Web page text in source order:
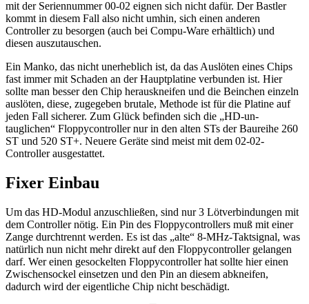
mit der Seriennummer 00-02 eignen sich nicht dafür. Der Bastler
kommt in diesem Fall also nicht umhin, sich einen anderen
Controller zu besorgen (auch bei Compu-Ware erhältlich) und
diesen auszutauschen.
Ein Manko, das nicht unerheblich ist, da das Auslöten eines Chips
fast immer mit Schaden an der Hauptplatine verbunden ist. Hier
sollte man besser den Chip herauskneifen und die Beinchen einzeln
auslöten, diese, zugegeben brutale, Methode ist für die Platine auf
jeden Fall sicherer. Zum Glück befinden sich die „HD-un-
tauglichen“ Floppycontroller nur in den alten STs der Baureihe 260
ST und 520 ST+. Neuere Geräte sind meist mit dem 02-02-
Controller ausgestattet.
Fixer Einbau
Um das HD-Modul anzuschließen, sind nur 3 Lötverbindungen mit
dem Controller nötig. Ein Pin des Floppycontrollers muß mit einer
Zange durchtrennt werden. Es ist das „alte“ 8-MHz-Taktsignal, was
natürlich nun nicht mehr direkt auf den Floppycontroller gelangen
darf. Wer einen gesockelten Floppycontroller hat sollte hier einen
Zwischensockel einsetzen und den Pin an diesem abkneifen,
dadurch wird der eigentliche Chip nicht beschädigt.